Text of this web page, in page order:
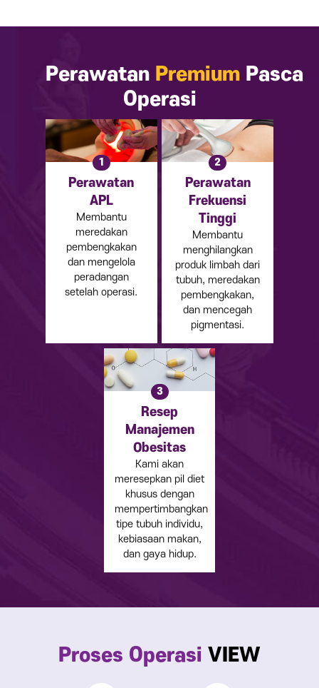
Perawatan Premium Pasca
Operasi
1
Perawatan
APL
Membantu
meredakan
pembengkakan
dan mengelola
peradangan
setelah operasi.
2
Perawatan
Frekuensi
Tinggi
Membantu
menghilangkan
produk limbah dari
tubuh, meredakan
pembengkakan,
dan mencegah
pigmentasi.
3
Resep
Manajemen
Obesitas
Kami akan
meresepkan pil diet
khusus dengan
mempertimbangkan
tipe tubuh individu,
kebiasaan makan,
dan gaya hidup.
Proses Operasi VIEW